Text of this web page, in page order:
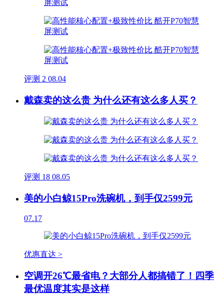
评测 2 08.04
戴森卖的这么贵 为什么还有这么多人买？
评测 18 08.05
美的小白鲸15Pro洗碗机，到手仅2599元
07.17
优惠直达 >
空调开26℃最省电？大部分人都搞错了！四季
最优温度其实是这样